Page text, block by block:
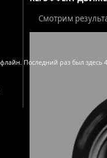
Смотрим